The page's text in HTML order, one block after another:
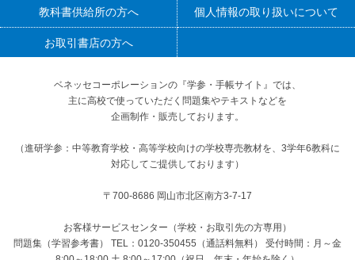
教科書供給所の方へ 個人情報の取り扱いについて
お取引書店の方へ
ベネッセコーポレーションの『学参・手帳サイト』 では、
主に高校で使っていただく問題集やテキストなどを
企画制作・販売しております。
（進研学参：中等教育学校・高等学校向けの学校専売教材を、3学年6教科に
対応してご提供しております）
〒700-8686 岡山市北区南方3-7-17
お客様サービスセンター（学校・お取引先の方専用）
問題集（学習参考書） TEL：0120-350455（通話料無料） 受付時間：月～金